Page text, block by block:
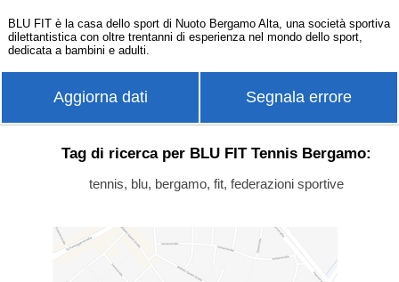
BLU FIT è la casa dello sport di Nuoto Bergamo Alta, una società sportiva
dilettantistica con oltre trentanni di esperienza nel mondo dello sport,
dedicata a bambini e adulti.
Aggiorna dati Segnala errore
Tag di ricerca per BLU FIT Tennis Bergamo:
tennis, blu, bergamo, fit, federazioni sportive